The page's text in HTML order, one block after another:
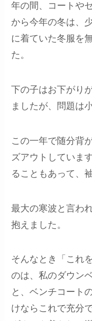
年の間、コートや
から今年の冬は、
に着ていた冬服を
た。
下の子はお下がり
ましたが、問題は
この一年で随分背
ズアウトしていま
ることもあって、
最大の寒波と言わ
抱えました。
そんなとき「これ
のは、私のダウン
と、ベンチコート
けならこれで充分